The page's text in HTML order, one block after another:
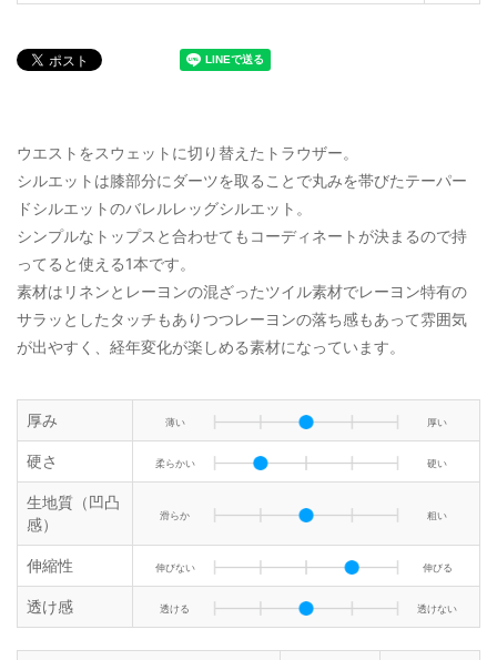
ウエストをスウェットに切り替えたトラウザー。
シルエットは膝部分にダーツを取ることで丸みを帯びたテーパー
ドシルエットのバレルレッグシルエット。
シンプルなトップスと合わせてもコーディネートが決まるので持
ってると使える1本です。
素材はリネンとレーヨンの混ざったツイル素材でレーヨン特有の
サラッとしたタッチもありつつレーヨンの落ち感もあって雰囲気
が出やすく、経年変化が楽しめる素材になっています。
厚み 薄い 厚い
硬さ 柔らかい 硬い
生地質（凹凸
感）
滑らか 粗い
伸縮性 伸びない 伸びる
透け感 透ける 透けない